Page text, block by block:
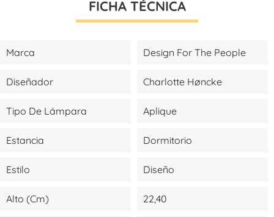
FICHA TÉCNICA
Marca Design For The People
Diseñador Charlotte Høncke
Tipo De Lámpara Aplique
Estancia Dormitorio
Estilo Diseño
Alto (cm) 22,40